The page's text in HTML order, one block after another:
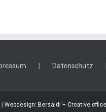
Datenschutz
Webdesign: Bersaldi – Creative office